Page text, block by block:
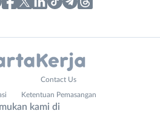
Contact Us
Ketentuan Pemasangan
kami di